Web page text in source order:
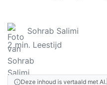
Sohrab Salimi
2min. Leestijd
Deze inhoud is vertaald met AI.